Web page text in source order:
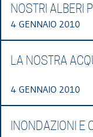
NOSTRI ALBERI
4 GENNAIO 2010
LA NOSTRA
4 GENNAIO 2010
INONDAZIONI E